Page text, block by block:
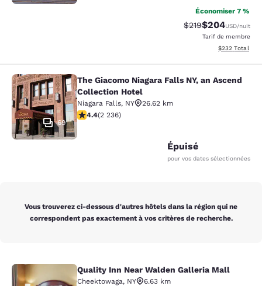
Économiser 7 %
Tarif barré :
$219Tarif réduit :
$204USD/nuit
Tarif de membre
Afficher les
$232 Total
The Giacomo Niagara Falls NY, an
69
The Giacomo Niagara Falls NY, an Ascend
Collection Hotel
Niagara Falls, NY
26.62 km
4.37 étoiles. Excellent. 2236 commentaires
4.4(2 236)
Épuisé
pour vos dates sélectionnées
Vous trouverez ci-dessous d'autres hôtels dans la région qui ne
correspondent pas exactement à vos critères de recherche.
Quality Inn Near Walden Galleria
Quality Inn Near Walden Galleria Mall
Cheektowaga, NY
6.63 km